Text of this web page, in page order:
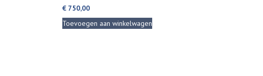
€ 750,00
Toevoegen aan winkelwagen